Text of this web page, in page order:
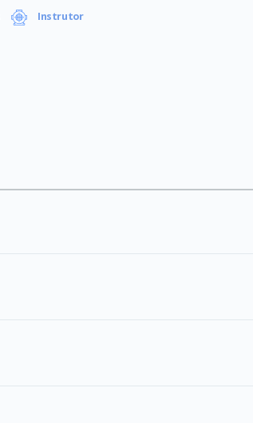
Instrutor